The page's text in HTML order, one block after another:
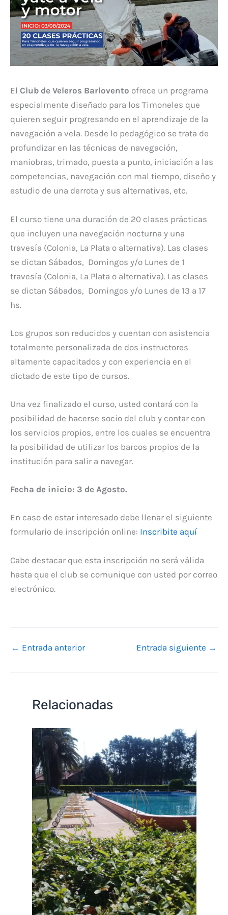
El Club de Veleros Barlovento ofrece un programa
especialmente diseñado para los Timoneles que
quieren seguir progresando en el aprendizaje de la
navegación a vela. Desde lo pedagógico se trata de
profundizar en las técnicas de navegación,
maniobras, trimado, puesta a punto, iniciación a las
competencias, navegación con mal tiempo, diseño y
estudio de una derrota y sus alternativas, etc.
El curso tiene una duración de 20 clases prácticas
que incluyen una navegación nocturna y una
travesía (Colonia, La Plata o alternativa). Las clases
se dictan Sábados, Domingos y/o Lunes de 1
travesía (Colonia, La Plata o alternativa). Las clases
se dictan Sábados, Domingos y/o Lunes de 13 a 17
hs.
Los grupos son reducidos y cuentan con asistencia
totalmente personalizada de dos instructores
altamente capacitados y con experiencia en el
dictado de este tipo de cursos.
Una vez finalizado el curso, usted contará con la
posibilidad de hacerse socio del club y contar con
los servicios propios, entre los cuales se encuentra
la posibilidad de utilizar los barcos propios de la
institución para salir a navegar.
Fecha de inicio: 3 de Agosto.
En caso de estar interesado debe llenar el siguiente
formulario de inscripción online: Inscribite aquí
Cabe destacar que esta inscripción no será válida
hasta que el club se comunique con usted por correo
electrónico.
← Entrada anterior Entrada siguiente →
Relacionadas